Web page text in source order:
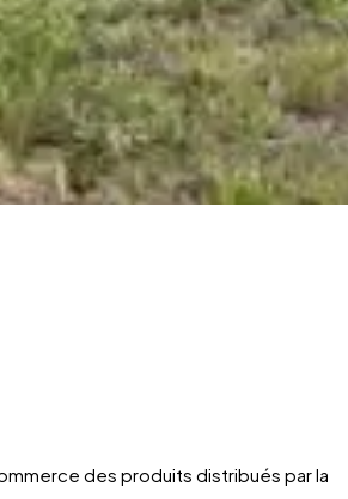
des produits distribués par la